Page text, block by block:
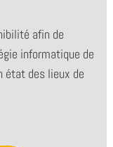
afin de
informatique de
état des lieux de